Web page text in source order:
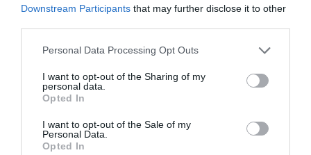
Downstream Participants that may further disclose it to other
Please note that this website/app uses one or more Google
not limited to your visit or usage behaviour. You may click to
grant or deny consent to Google and its third-party tags to
use your data for below specified purposes in below Google
consent section.
Personal Data Processing Opt Outs
I want to opt-out of the Sharing of my
personal data.
Opted In
I want to opt-out of the Sale of my
Personal Data.
Opted In
ΠΟΛΙΤΙΚΗ